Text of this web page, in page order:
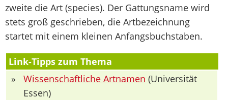
zweite die Art (species). Der Gattungsname wird
stets groß geschrieben, die Artbezeichnung
startet mit einem kleinen Anfangsbuchstaben.
Link-Tipps zum Thema
»
Wissenschaftliche Artnamen (Universität
Essen)